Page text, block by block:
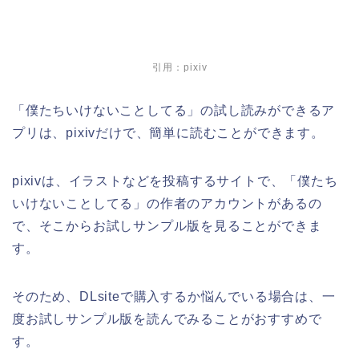
引用：pixiv
「僕たちいけないことしてる」の試し読みができるア
プリは、pixivだけで、簡単に読むことができます。
pixivは、イラストなどを投稿するサイトで、「僕たち
いけないことしてる」の作者のアカウントがあるの
で、そこからお試しサンプル版を見ることができま
す。
そのため、DLsiteで購入するか悩んでいる場合は、一
度お試しサンプル版を読んでみることがおすすめで
す。